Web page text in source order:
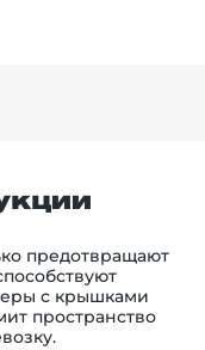
предотвращают
с крышками
пространство